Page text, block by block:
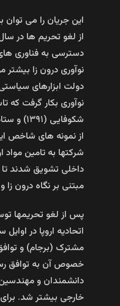
این جریان را می
دسترسی به فناوری
نوآوری درون زا بیشتر
دولت ابزارهای
نوآوری بکار گرفت که
از نمونه های شاخص
شرکتها به تامین مواد
داخلی تشویق شدند تا
مبتنی بر نگاه درون زا
پس از لغو تحریمها
خصوص آن به توافق
دانشمندان و
خارجی بیشتر شد.